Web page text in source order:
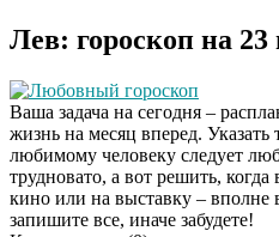
Лев: гороскоп на 23
Любовный гороскоп
Ваша задача на сегодня –
жизнь на месяц вперед.
любимому человеку следует
трудновато, а вот решить, когда
кино или на выставку – вполне
запишите все, иначе забудете!